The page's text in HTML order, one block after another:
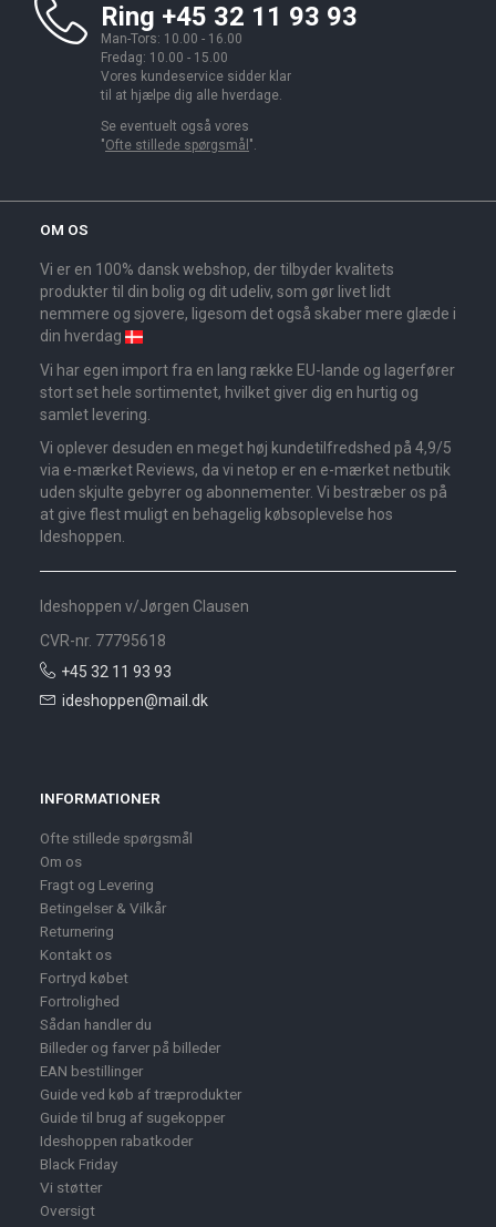
Ring +45 32 11 93 93
Man-Tors: 10.00 - 16.00
Fredag: 10.00 - 15.00
Vores kundeservice sidder klar
til at hjælpe dig alle hverdage.
Se eventuelt også vores
"Ofte stillede spørgsmål ".
OM OS
Vi er en 100% dansk webshop, der tilbyder kvalitets
produkter til din bolig og dit udeliv, som gør livet lidt
nemmere og sjovere, ligesom det også skaber mere glæde i
din hverdag
Vi har egen import fra en lang række EU-lande og lagerfører
stort set hele sortimentet, hvilket giver dig en hurtig og
samlet levering.
Vi oplever desuden en meget høj kundetilfredshed på 4,9/5
via e-mærket Reviews, da vi netop er en e-mærket netbutik
uden skjulte gebyrer og abonnementer. Vi bestræber os på
at give flest muligt en behagelig købsoplevelse hos
Ideshoppen.
Ideshoppen v/Jørgen Clausen
CVR-nr. 77795618
+45 32 11 93 93
ideshoppen@mail.dk
INFORMATIONER
Ofte stillede spørgsmål
Om os
Fragt og Levering
Betingelser & Vilkår
Returnering
Kontakt os
Fortryd købet
Fortrolighed
Sådan handler du
Billeder og farver på billeder
EAN bestillinger
Guide ved køb af træprodukter
Guide til brug af sugekopper
Ideshoppen rabatkoder
Black Friday
Vi støtter
Oversigt